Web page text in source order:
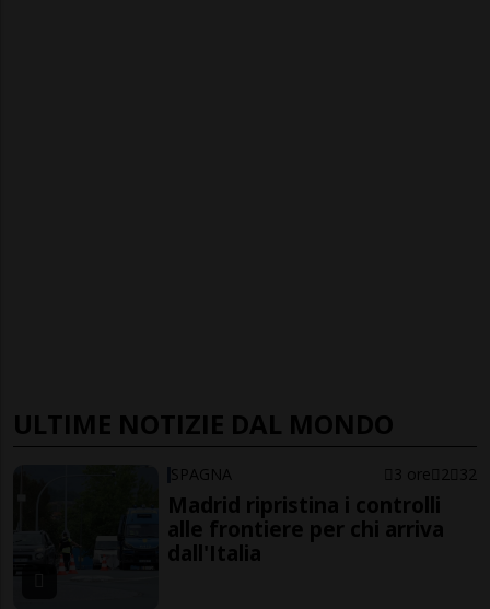
ULTIME NOTIZIE DAL MONDO
SPAGNA 3 ore 2 32
Madrid ripristina i controlli
alle frontiere per chi arriva
dall'Italia